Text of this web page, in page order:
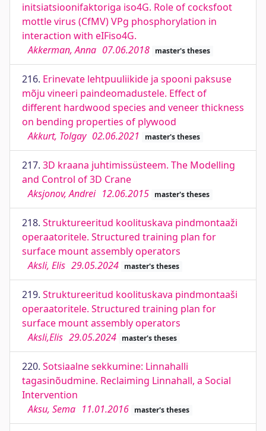
initsiatsioonifaktoriga iso4G. Role of cocksfoot
mottle virus (CfMV) VPg phosphorylation in
interaction with eIFiso4G.
Akkerman, Anna 07.06.2018 master's theses
216. Erinevate lehtpuuliikide ja spooni paksuse
mõju vineeri paindeomadustele. Effect of
different hardwood species and veneer thickness
on bending properties of plywood
Akkurt, Tolgay 02.06.2021 master's theses
217. 3D kraana juhtimissüsteem. The Modelling
and Control of 3D Crane
Aksjonov, Andrei 12.06.2015 master's theses
218. Struktureeritud koolituskava pindmontaaži
operaatoritele. Structured training plan for
surface mount assembly operators
Aksli, Elis 29.05.2024 master's theses
219. Struktureeritud koolituskava pindmontaaši
operaatoritele. Structured training plan for
surface mount assembly operators
Aksli,Elis 29.05.2024 master's theses
220. Sotsiaalne sekkumine: Linnahalli
tagasinõudmine. Reclaiming Linnahall, a Social
Intervention
Aksu, Sema 11.01.2016 master's theses